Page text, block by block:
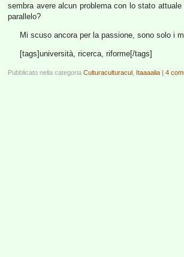
sembra avere alcun problema con lo stato
parallelo?
Mi scuso ancora per la passione, sono solo i
[tags]università, ricerca, riforme[/tags]
Pubblicato nella categoria Culturaculturacul Itaaaalia | 4